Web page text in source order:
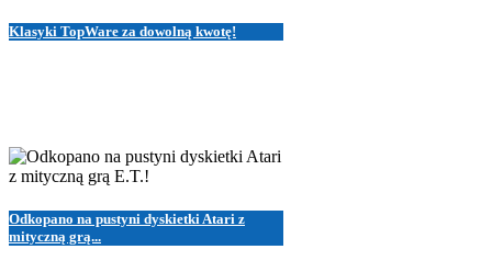
Klasyki TopWare za dowolną kwotę!
Odkopano na pustyni dyskietki Atari z
mityczną grą...